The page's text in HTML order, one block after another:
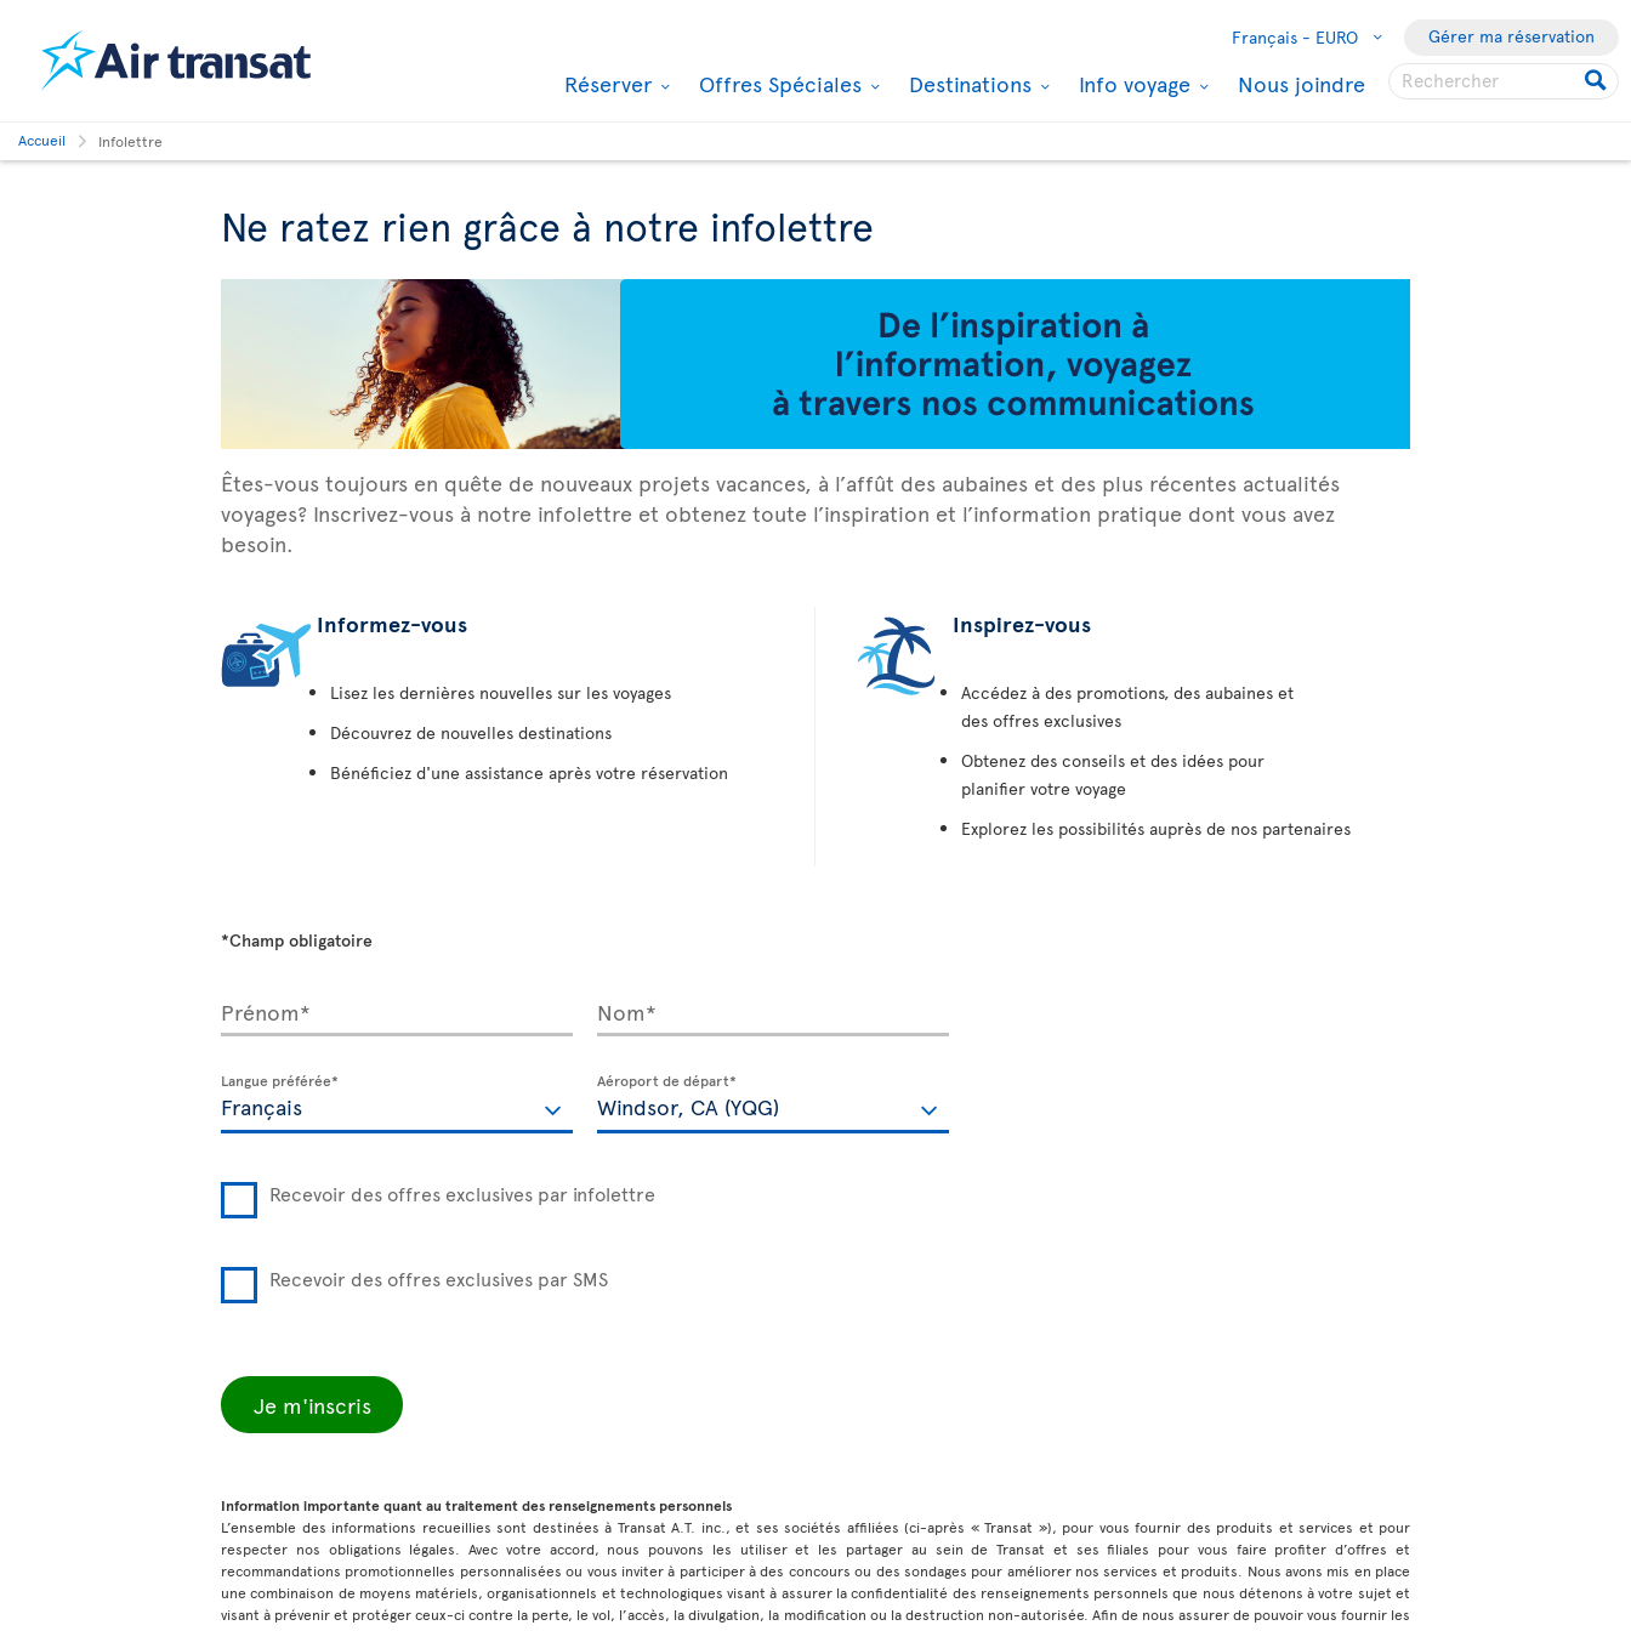
Français - EURO Gérer ma réservation
Réserver Offres Spéciales Destinations Info voyage Nous joindre
Accueil Infolettre
Ne ratez rien grâce à notre infolettre
Êtes-vous toujours en quête de nouveaux projets vacances, à l’affût des aubaines et des plus récentes actualités
voyages? Inscrivez-vous à notre infolettre et obtenez toute l’inspiration et l’information pratique dont vous avez
besoin.
Informez-vous
Lisez les dernières nouvelles sur les voyages
Découvrez de nouvelles destinations
Bénéficiez d'une assistance après votre réservation
Inspirez-vous
Accédez à des promotions, des aubaines et
des offres exclusives
Obtenez des conseils et des idées pour
planifier votre voyage
Explorez les possibilités auprès de nos partenaires
*Champ obligatoire
Prénom* Nom*
Langue préférée* Aéroport de départ*
Recevoir des offres exclusives par infolettre
Recevoir des offres exclusives par SMS
Je m'inscris
Information importante quant au traitement des renseignements personnels
L’ensemble des informations recueillies sont destinées à Transat A.T. inc., et ses sociétés affiliées (ci-après « Transat »), pour vous fournir des produits et services et pour
respecter nos obligations légales. Avec votre accord, nous pouvons les utiliser et les partager au sein de Transat et ses filiales pour vous faire profiter d’offres et
recommandations promotionnelles personnalisées ou vous inviter à participer à des concours ou des sondages pour améliorer nos services et produits. Nous avons mis en place
une combinaison de moyens matériels, organisationnels et technologiques visant à assurer la confidentialité des renseignements personnels que nous détenons à votre sujet et
visant à prévenir et protéger ceux-ci contre la perte, le vol, l’accès, la divulgation, la modification ou la destruction non-autorisée. Afin de nous assurer de pouvoir vous fournir les